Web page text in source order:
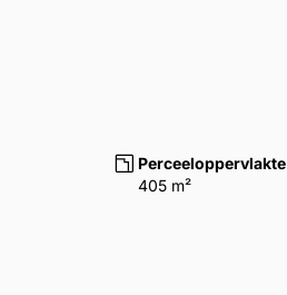
Perceeloppervlakte
405 m²